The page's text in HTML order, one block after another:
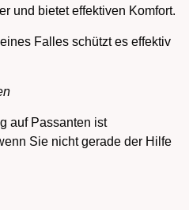
und bietet effektiven Komfort.
Falles schützt es effektiv
auf Passanten ist
Sie nicht gerade der Hilfe